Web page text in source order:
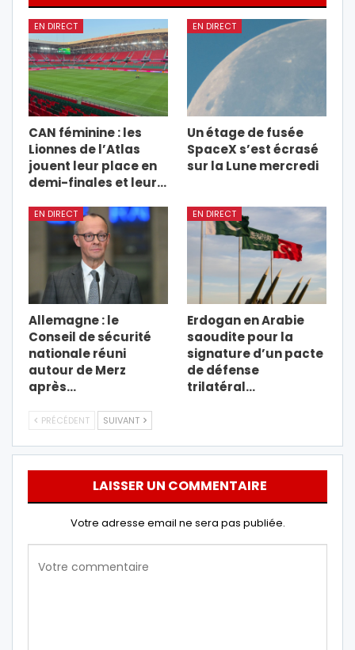
EN DIRECT
CAN féminine : les
Lionnes de l’Atlas
jouent leur place en
demi-finales et leur…
EN DIRECT
Un étage de fusée
SpaceX s’est écrasé
sur la Lune mercredi
EN DIRECT
Allemagne : le
Conseil de sécurité
nationale réuni
autour de Merz
après…
EN DIRECT
Erdogan en Arabie
saoudite pour la
signature d’un pacte
de défense
trilatéral…
PRÉCÉDENT SUIVANT
LAISSER UN COMMENTAIRE
Votre adresse email ne sera pas publiée.